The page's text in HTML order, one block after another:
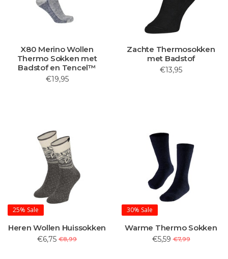
X80 Merino Wollen
Thermo Sokken met
Badstof en Tencel™
€19,95
Zachte Thermosokken
met Badstof
€13,95
25% Sale
Heren Wollen Huissokken
€6,75 €8,99
30% Sale
Warme Thermo Sokken
€5,59 €7,99